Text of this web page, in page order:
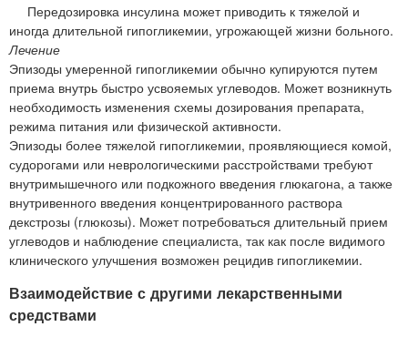
Передозировка инсулина может приводить к тяжелой и
иногда длительной гипогликемии, угрожающей жизни больного.
Лечение
Эпизоды умеренной гипогликемии обычно купируются путем
приема внутрь быстро усвояемых углеводов. Может возникнуть
необходимость изменения схемы дозирования препарата,
режима питания или физической активности.
Эпизоды более тяжелой гипогликемии, проявляющиеся комой,
судорогами или неврологическими расстройствами требуют
внутримышечного или подкожного введения глюкагона, а также
внутривенного введения концентрированного раствора
декстрозы (глюкозы). Может потребоваться длительный прием
углеводов и наблюдение специалиста, так как после видимого
клинического улучшения возможен рецидив гипогликемии.
Взаимодействие с другими лекарственными
средствами